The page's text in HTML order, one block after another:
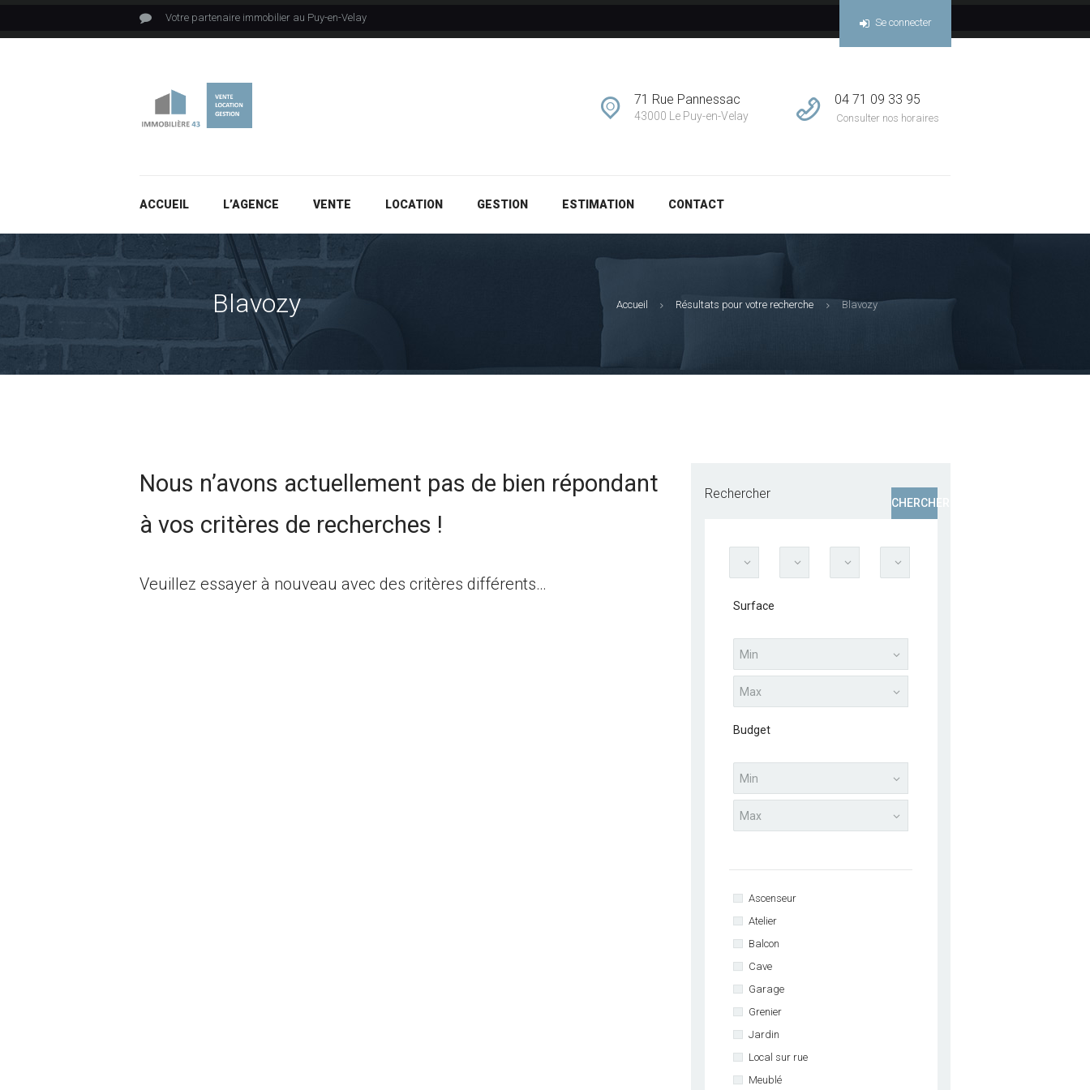
Votre partenaire immobilier au Puy-en-Velay Se connecter
71 Rue Pannessac
43000 Le Puy-en-Velay
04 71 09 33 95
Consulter nos horaires
ACCUEIL L’AGENCE VENTE LOCATION GESTION ESTIMATION CONTACT
Blavozy Accueil Résultats pour votre recherche Blavozy
GESTION
Nous n’avons actuellement pas de bien répondant
à vos critères de recherches !
Veuillez essayer à nouveau avec des critères différents…
Rechercher
CHERCHER
Surface
Budget
Ascenseur
Atelier
Balcon
Cave
Garage
Grenier
Jardin
Local sur rue
Meublé